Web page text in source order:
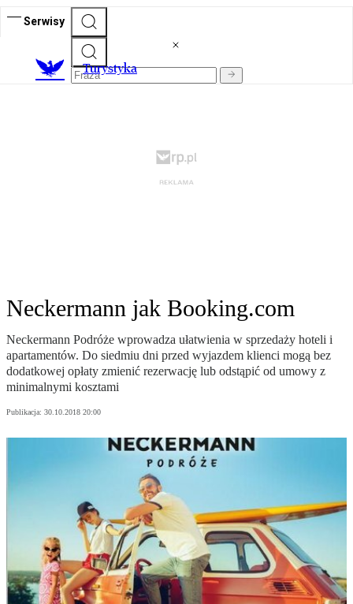
Serwisy
Turystyka
Neckermann jak Booking.com
Neckermann Podróże wprowadza ułatwienia w sprzedaży hoteli i
apartamentów. Do siedmiu dni przed wyjazdem klienci mogą bez
dodatkowej opłaty zmienić rezerwację lub odstąpić od umowy z
minimalnymi kosztami
Publikacja: 30.10.2018 20:00